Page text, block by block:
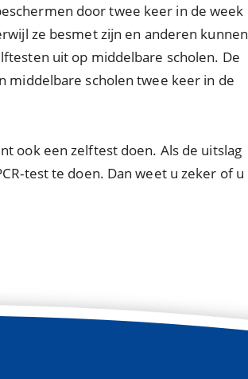
door twee keer in de week
ze besmet zijn en anderen kunnen
uit op middelbare scholen. De
middelbare scholen twee keer in de
ook een zelftest doen. Als de uitslag
test te doen. Dan weet u zeker of u